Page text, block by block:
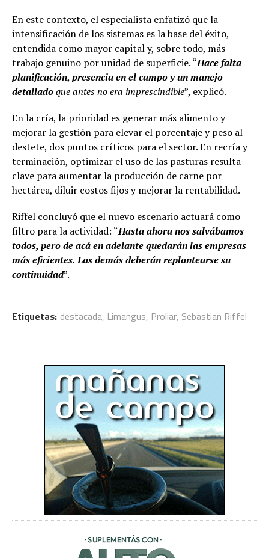
En este contexto, el especialista enfatizó que la
intensificación de los sistemas es la base del éxito,
entendida como mayor capital y, sobre todo, más
trabajo genuino por unidad de superficie. “Hace falta
planificación, presencia en el campo y un manejo
detalladoque antes no era imprescindible”, explicó.
En la cría, la prioridad es generar más alimento y
mejorar la gestión para elevar el porcentaje y peso al
destete, dos puntos críticos para el sector. En recría y
terminación, optimizar el uso de las pasturas resulta
clave para aumentar la producción de carne por
hectárea, diluir costos fijos y mejorar la rentabilidad.
Riffel concluyó que el nuevo escenario actuará como
filtro para la actividad: “Hasta ahora nos salvábamos
todos, pero de acá en adelante quedarán las empresas
más eficientes. Las demás deberán replantearse su
continuidad”.
Etiquetas: destacada, Limangus, Proliar, Sebastian Riffel